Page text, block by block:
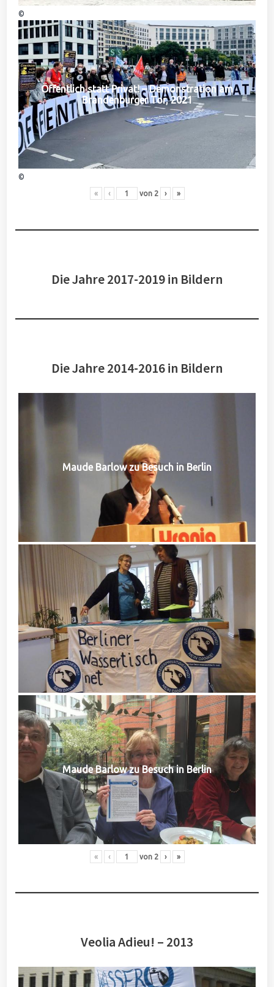
©
Öffentlich statt Privat! – Demonstration am
Brandenburger Tor, 2021
©
« ‹ von 2 › »
Die Jahre 2017-2019 in Bildern
Die Jahre 2014-2016 in Bildern
Maude Barlow zu Besuch in Berlin
Maude Barlow zu Besuch in Berlin
« ‹ von 2 › »
Veolia Adieu! – 2013